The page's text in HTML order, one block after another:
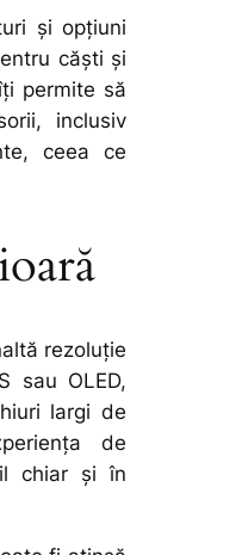
și opțiuni
căști și
permite să
inclusiv
ceea ce
rezoluție
sau OLED,
largi de
de
chiar și în